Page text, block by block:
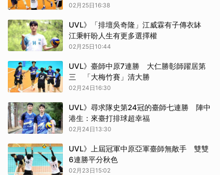
(影音)
02月25日16:38
UVL》「排壇吳奇隆」江威霖有子傳衣缽
江秉軒盼人生有更多選擇權
02月25日10:44
UVL》臺師中原7連勝 大仁勝彰師躍居第
三 「大梅竹賽」清大勝
02月24日16:30
UVL》尋求隊史第24冠的臺師七連勝 陣中
港生：來臺打排球超幸福
02月24日13:30
UVL》上屆冠軍中原亞軍臺師無敵手 雙雙
6連勝平分秋色
02月23日15:02